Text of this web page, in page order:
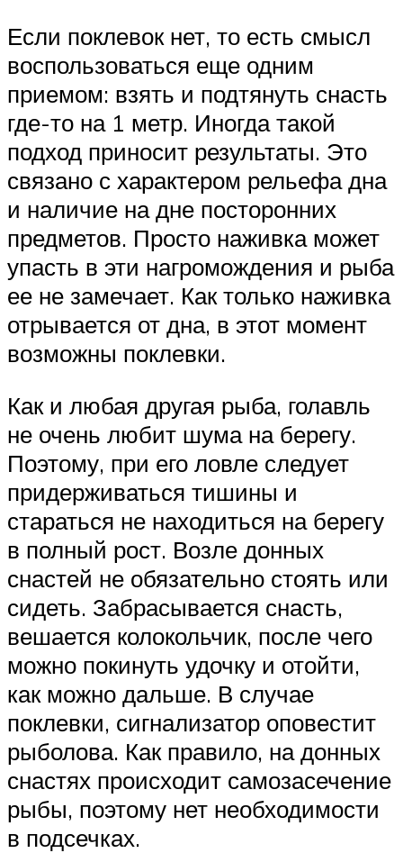
Если поклевок нет, то есть смысл
воспользоваться еще одним
приемом: взять и подтянуть снасть
где-то на 1 метр. Иногда такой
подход приносит результаты. Это
связано с характером рельефа дна
и наличие на дне посторонних
предметов. Просто наживка может
упасть в эти нагромождения и рыба
ее не замечает. Как только наживка
отрывается от дна, в этот момент
возможны поклевки.
Как и любая другая рыба, голавль
не очень любит шума на берегу.
Поэтому, при его ловле следует
придерживаться тишины и
стараться не находиться на берегу
в полный рост. Возле донных
снастей не обязательно стоять или
сидеть. Забрасывается снасть,
вешается колокольчик, после чего
можно покинуть удочку и отойти,
как можно дальше. В случае
поклевки, сигнализатор оповестит
рыболова. Как правило, на донных
снастях происходит самозасечение
рыбы, поэтому нет необходимости
в подсечках.